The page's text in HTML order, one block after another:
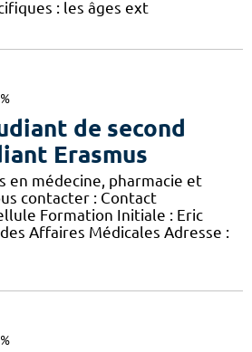
: les âges ext
de second
Erasmus
en médecine, pharmacie et
contacter : Contact
Formation Initiale : Eric
Affaires Médicales Adresse :